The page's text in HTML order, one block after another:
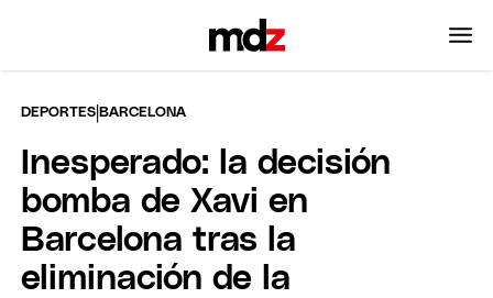
DEPORTES |BARCELONA
Inesperado: la decisión
bomba de Xavi en
Barcelona tras la
eliminación de la